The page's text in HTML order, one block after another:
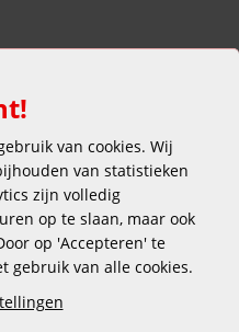
betalen
van cookies. Wij
van statistieken
zijn volledig
op te slaan, maar ook
op 'Accepteren' te
gebruik van alle cookies.